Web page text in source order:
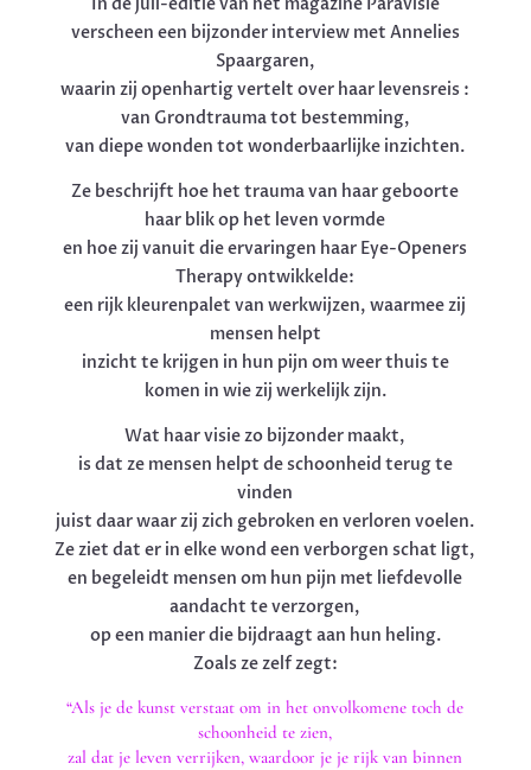
In de juli-editie van het magazine Paravisie
verscheen een bijzonder interview met Annelies
Spaargaren,
waarin zij openhartig vertelt over haar levensreis :
van Grondtrauma tot bestemming,
van diepe wonden tot wonderbaarlijke inzichten.
Ze beschrijft hoe het trauma van haar geboorte
haar blik op het leven vormde
en hoe zij vanuit die ervaringen haar Eye-Openers
Therapy ontwikkelde:
een rijk kleurenpalet van werkwijzen, waarmee zij
mensen helpt
inzicht te krijgen in hun pijn om weer thuis te
komen in wie zij werkelijk zijn.
Wat haar visie zo bijzonder maakt,
is dat ze mensen helpt de schoonheid terug te
vinden
juist daar waar zij zich gebroken en verloren voelen.
Ze ziet dat er in elke wond een verborgen schat ligt,
en begeleidt mensen om hun pijn met liefdevolle
aandacht te verzorgen,
op een manier die bijdraagt aan hun heling.
Zoals ze zelf zegt:
“Als je de kunst verstaat om in het onvolkomene toch de
schoonheid te zien,
zal dat je leven verrijken, waardoor je je rijk van binnen